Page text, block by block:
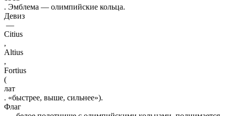
. Эмблема — олимпийские кольца.
Девиз
—
Citius
,
Altius
,
Fortius
(
лат
. «быстрее, выше, сильнее»).
Флаг